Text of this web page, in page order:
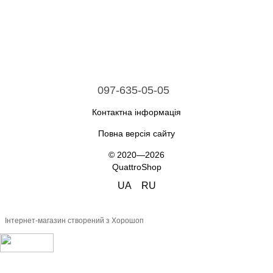
097-635-05-05
Контактна інформація
Повна версія сайту
© 2020—2026
QuattroShop
UA RU
Інтернет-магазин створений з Хорошоп